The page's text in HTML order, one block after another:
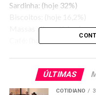
Sardinha: (hoje 32%)
Massas alimentícias
Café: (hoje 9%)
A cota de importação do
mil toneladas, subiu para
ÚLTIMAS
COTIDIANO